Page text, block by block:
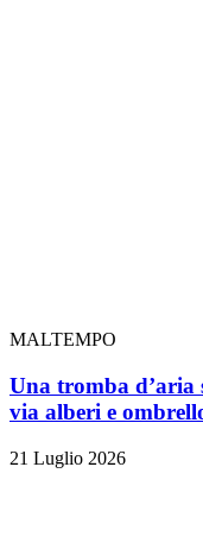
MALTEMPO
Una tromba d’aria
via alberi e
21 Luglio 2026